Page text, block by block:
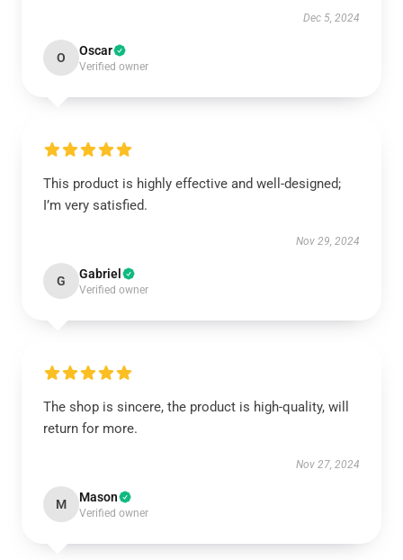
Dec 5, 2024
O Oscar
Verified owner
This product is highly effective and well-designed;
I’m very satisfied.
Nov 29, 2024
G Gabriel
Verified owner
The shop is sincere, the product is high-quality, will
return for more.
Nov 27, 2024
M Mason
Verified owner